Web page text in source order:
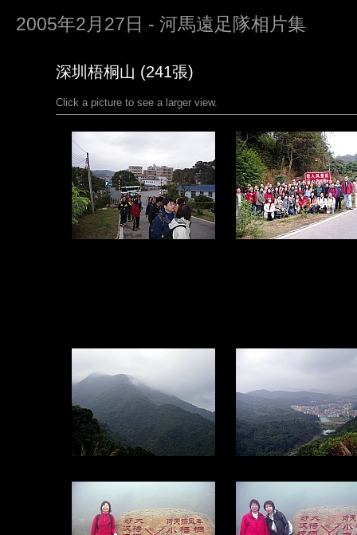
2005年2月27日 - 河馬遠足隊相片集
深圳梧桐山 (241張)
Click a picture to see a larger view.